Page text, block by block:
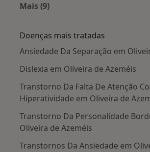
Mais (9)
Doenças mais tratadas
Ansiedade Da Separação em
Dislexia em Oliveira de Azeméis
Transtorno Da Falta De Atenção
Hiperatividade em Oliveira de
Transtorno Da Personalidade
Oliveira de Azeméis
Transtornos Da Ansiedade em